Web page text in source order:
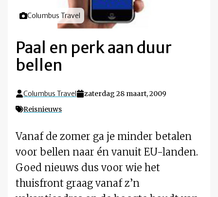
Foto door
Columbus Travel
Paal en perk aan duur
bellen
Columbus Travel
zaterdag 28 maart, 2009
Reisnieuws
Vanaf de zomer ga je minder betalen
voor bellen naar én vanuit EU-landen.
Goed nieuws dus voor wie het
thuisfront graag vanaf z’n